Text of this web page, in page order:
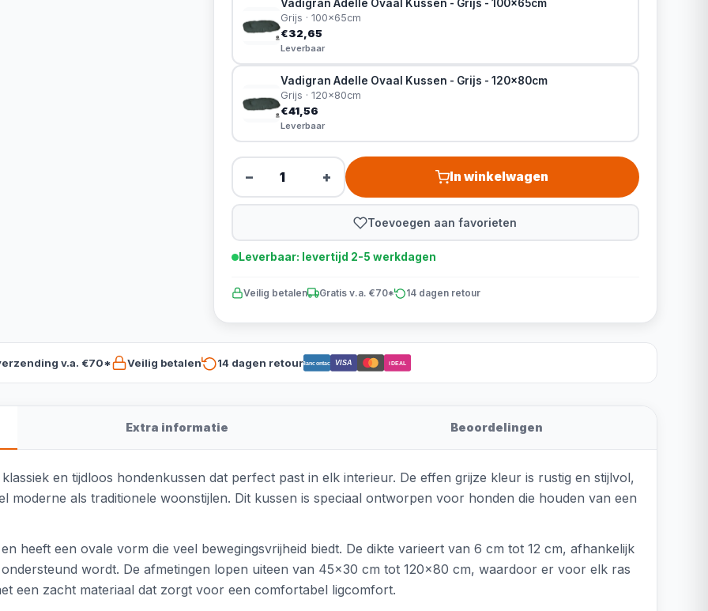
Vadigran Adelle Ovaal Kussen - Grijs - 100x65cm
Grijs · 100x65cm
€32,65
Leverbaar
Vadigran Adelle Ovaal Kussen - Grijs - 120x80cm
Grijs · 120x80cm
€41,56
Leverbaar
− + In winkelwagen
Toevoegen aan favorieten
Leverbaar: levertijd 2-5 werkdagen
Veilig betalen Gratis v.a. €70* 14 dagen retour
v.a. €70* Veilig betalen 14 dagen retourBancontact VISA iDEAL
Extra informatie Beoordelingen
en tijdloos hondenkussen dat perfect past in elk interieur. De effen grijze kleur is rustig en stijlvol,
moderne als traditionele woonstijlen. Dit kussen is speciaal ontworpen voor honden die houden van een
heeft een ovale vorm die veel bewegingsvrijheid biedt. De dikte varieert van 6 cm tot 12 cm, afhankelijk
wordt. De afmetingen lopen uiteen van 45x30 cm tot 120x80 cm, waardoor er voor elk ras
een zacht materiaal dat zorgt voor een comfortabel ligcomfort.